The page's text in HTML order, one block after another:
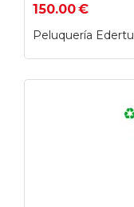
150.00€
Peluquería Edertu